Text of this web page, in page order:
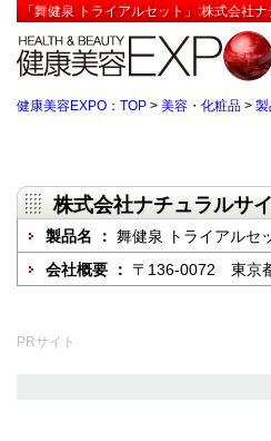
「舞健泉 トライアルセット」:株式会社
健康美容EXPO：TOP > 美容・化粧品 >
株式会社ナチュラルサ
製品名 ： 舞健泉 トライアルセ
会社概要 ： 〒136-0072 東京
PRサイト